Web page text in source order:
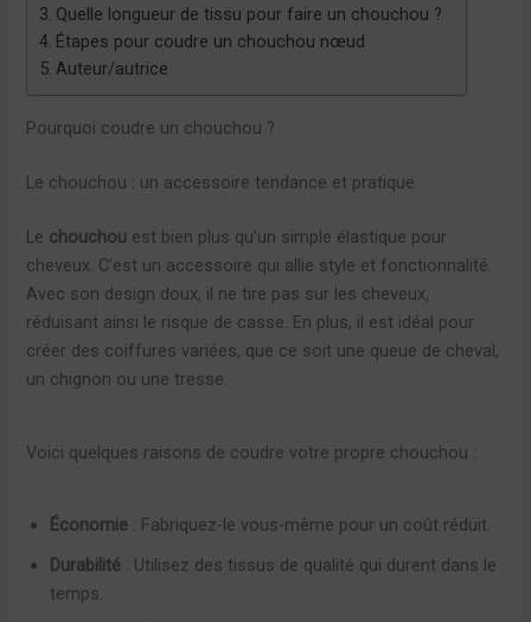
Quelle longueur de tissu pour faire un chouchou ?
Étapes pour coudre un chouchou nœud
Auteur/autrice
Pourquoi coudre un chouchou ?
Le chouchou : un accessoire tendance et pratique
Le chouchou est bien plus qu’un simple élastique pour
cheveux. C’est un accessoire qui allie style et fonctionnalité.
Avec son design doux, il ne tire pas sur les cheveux,
réduisant ainsi le risque de casse. En plus, il est idéal pour
créer des coiffures variées, que ce soit une queue de cheval,
un chignon ou une tresse.
Voici quelques raisons de coudre votre propre chouchou :
Économie : Fabriquez-le vous-même pour un coût réduit.
Durabilité : Utilisez des tissus de qualité qui durent dans le
temps.